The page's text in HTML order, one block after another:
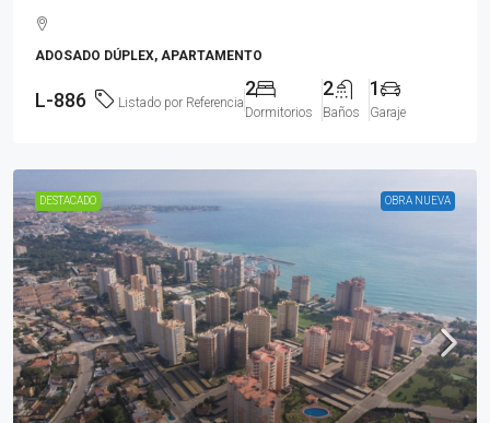
ADOSADO DÚPLEX, APARTAMENTO
L-886 Listado por Referencia
2
Dormitorios
2
Baños
1
Garaje
DESTACADO OBRA NUEVA